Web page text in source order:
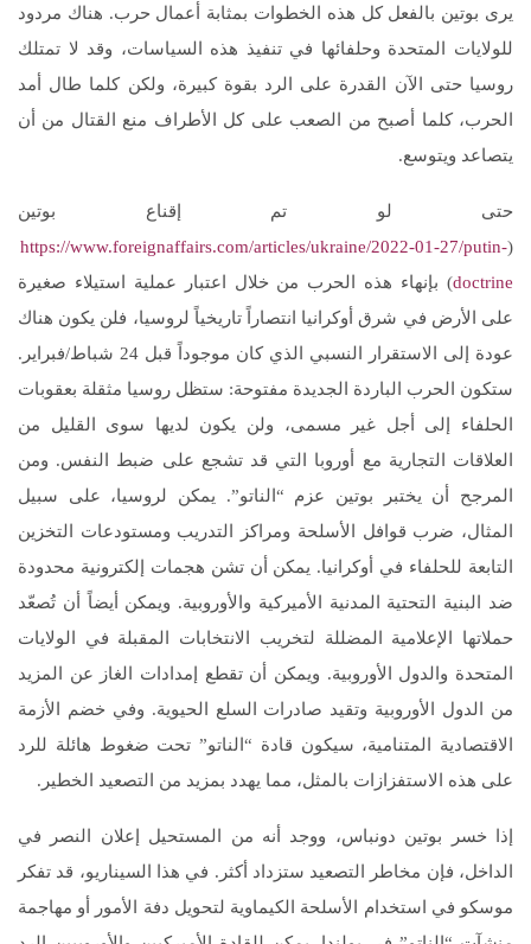
يرى بوتين بالفعل كل هذه الخطوات بمثابة أعمال حرب. هناك مردود
للولايات المتحدة وحلفائها في تنفيذ هذه السياسات، وقد لا تمتلك
روسيا حتى الآن القدرة على الرد بقوة كبيرة، ولكن كلما طال أمد
الحرب، كلما أصبح من الصعب على كل الأطراف منع القتال من أن
يتصاعد ويتوسع.
حتى لو تم إقناع بوتين
(
https://www.foreignaffairs.com/articles/ukraine/2022-01-27/putin-
doctrine) بإنهاء هذه الحرب من خلال اعتبار عملية استيلاء صغيرة
على الأرض في شرق أوكرانيا انتصاراً تاريخياً لروسيا، فلن يكون هناك
عودة إلى الاستقرار النسبي الذي كان موجوداً قبل 24 شباط/فبراير.
ستكون الحرب الباردة الجديدة مفتوحة: ستظل روسيا مثقلة بعقوبات
الحلفاء إلى أجل غير مسمى، ولن يكون لديها سوى القليل من
العلاقات التجارية مع أوروبا التي قد تشجع على ضبط النفس. ومن
المرجح أن يختبر بوتين عزم “الناتو”. يمكن لروسيا، على سبيل
المثال، ضرب قوافل الأسلحة ومراكز التدريب ومستودعات التخزين
التابعة للحلفاء في أوكرانيا. يمكن أن تشن هجمات إلكترونية محدودة
ضد البنية التحتية المدنية الأميركية والأوروبية. ويمكن أيضاً أن تُصعّد
حملاتها الإعلامية المضللة لتخريب الانتخابات المقبلة في الولايات
المتحدة والدول الأوروبية. ويمكن أن تقطع إمدادات الغاز عن المزيد
من الدول الأوروبية وتقيد صادرات السلع الحيوية. وفي خضم الأزمة
الاقتصادية المتنامية، سيكون قادة “الناتو” تحت ضغوط هائلة للرد
على هذه الاستفزازات بالمثل، مما يهدد بمزيد من التصعيد الخطير.
إذا خسر بوتين دونباس، ووجد أنه من المستحيل إعلان النصر في
الداخل، فإن مخاطر التصعيد ستزداد أكثر. في هذا السيناريو، قد تفكر
موسكو في استخدام الأسلحة الكيماوية لتحويل دفة الأمور أو مهاجمة